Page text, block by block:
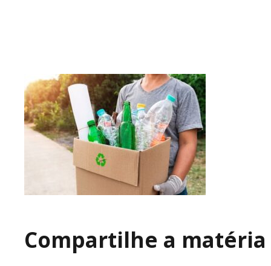
Compartilhe a